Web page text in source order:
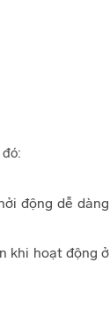
đó:
động dễ dàng
khi hoạt động ở